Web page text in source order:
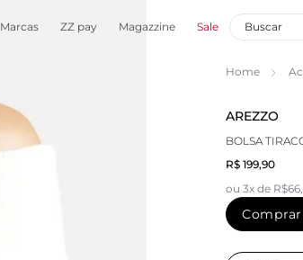
Marcas ZZ pay Magazzine Sale
Home
AREZZO
BOLSA
R$ 199,90
ou 3x de
Comprar